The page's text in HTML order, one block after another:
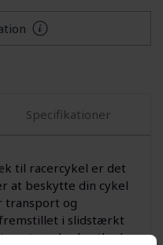
Specifikationer
til racercykel er det
at beskytte din cykel
transport og
i slidstærkt
med robusthed